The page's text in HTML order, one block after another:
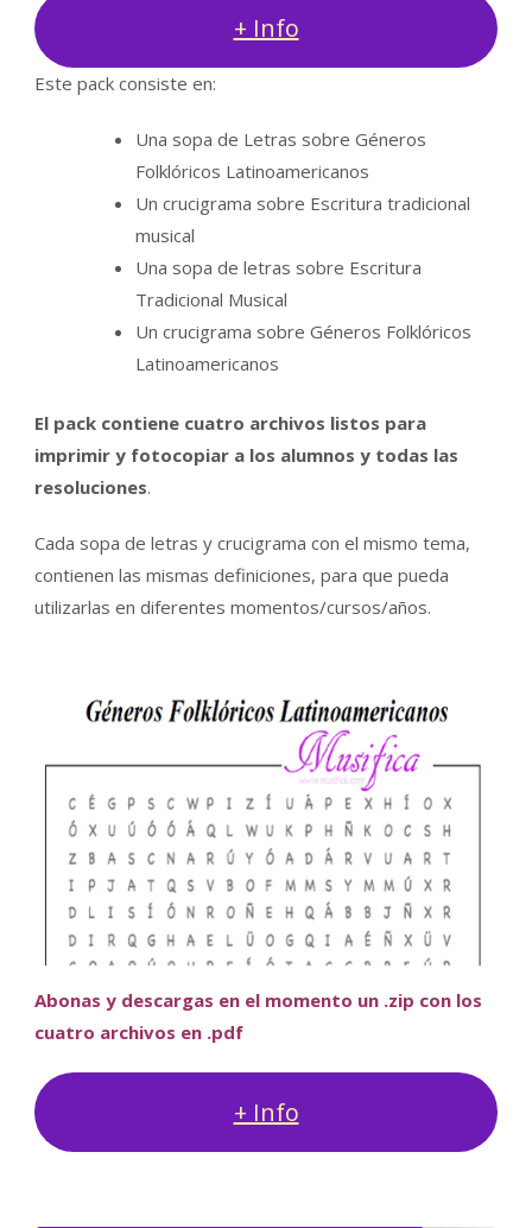
+ Info
Este pack consiste en:
Una sopa de Letras sobre Géneros
Folklóricos Latinoamericanos
Un crucigrama sobre Escritura tradicional
musical
Una sopa de letras sobre Escritura
Tradicional Musical
Un crucigrama sobre Géneros Folklóricos
Latinoamericanos
El pack contiene cuatro archivos listos para
imprimir y fotocopiar a los alumnos y todas las
resoluciones.
Cada sopa de letras y crucigrama con el mismo tema,
contienen las mismas definiciones, para que pueda
utilizarlas en diferentes momentos/cursos/años.
Abonas y descargas en el momento un .zip con los
cuatro archivos en .pdf
+ Info